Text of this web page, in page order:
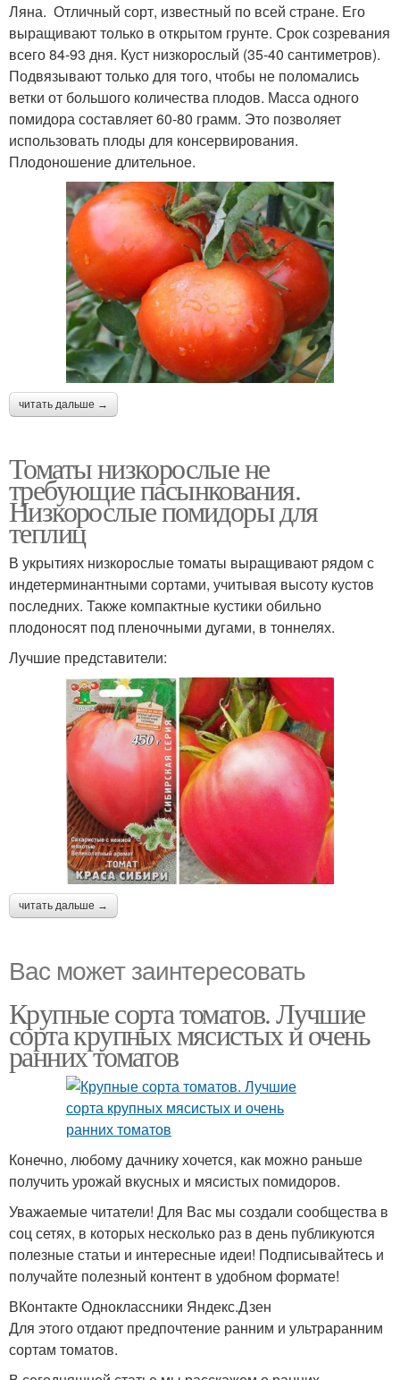
Ляна. Отличный сорт, известный по всей стране. Его
выращивают только в открытом грунте. Срок созревания
всего 84-93 дня. Куст низкорослый (35-40 сантиметров).
Подвязывают только для того, чтобы не поломались
ветки от большого количества плодов. Масса одного
помидора составляет 60-80 грамм. Это позволяет
использовать плоды для консервирования.
Плодоношение длительное.
читать дальше →
Томаты низкорослые не
требующие пасынкования.
Низкорослые помидоры для
теплиц
В укрытиях низкорослые томаты выращивают рядом с
индетерминантными сортами, учитывая высоту кустов
последних. Также компактные кустики обильно
плодоносят под пленочными дугами, в тоннелях.
Лучшие представители:
читать дальше →
Вас может заинтересовать
Крупные сорта томатов. Лучшие
сорта крупных мясистых и очень
ранних томатов
Конечно, любому дачнику хочется, как можно раньше
получить урожай вкусных и мясистых помидоров.
Уважаемые читатели! Для Вас мы создали сообщества в
соц сетях, в которых несколько раз в день публикуются
полезные статьи и интересные идеи! Подписывайтесь и
получайте полезный контент в удобном формате!
ВКонтакте Одноклассники Яндекс.Дзен
Для этого отдают предпочтение ранним и ультраранним
сортам томатов.